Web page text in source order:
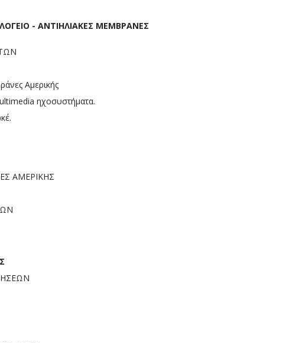
- ΑΝΤΙΗΛΙΑΚΕΣ ΜΕΜΒΡΑΝΕΣ
Αμερικής
ηχοσυστήματα.
ΑΜΕΡΙΚΗΣ